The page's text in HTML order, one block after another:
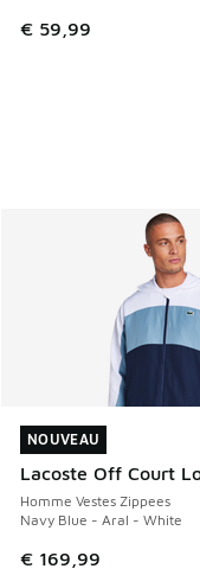
€ 59,99
NOUVEAU
Lacoste Off Court
Homme Vestes Zippees
Navy Blue - Aral - White
€ 169,99
NOUVEAU